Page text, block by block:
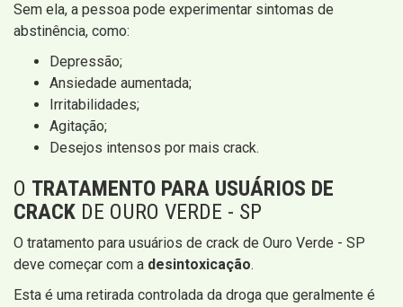
Sem ela, a pessoa pode experimentar sintomas de
abstinência, como:
Depressão;
Ansiedade aumentada;
Irritabilidades;
Agitação;
Desejos intensos por mais crack.
O TRATAMENTO PARA USUÁRIOS DE
CRACK DE OURO VERDE - SP
O tratamento para usuários de crack de Ouro Verde - SP
deve começar com a desintoxicação.
Esta é uma retirada controlada da droga que geralmente é